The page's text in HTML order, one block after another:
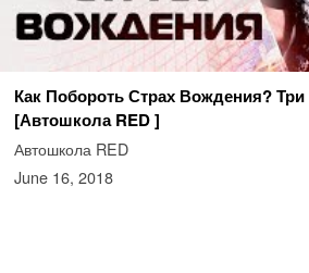
Как Побороть Страх Вождения?
[Автошкола RED ]
Автошкола RED
June 16, 2018